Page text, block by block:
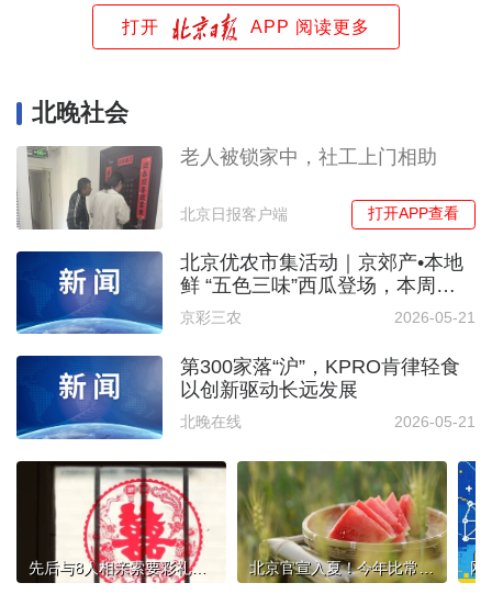
打开 APP 阅读更多
北晚社会
老人被锁家中，社工上门相助
北京日报客户端 打开APP查看
北京优农市集活动｜京郊产•本地
鲜 “五色三味”西瓜登场，本周末
朝阳公园喊你来吃瓜
京彩三农 2026-05-21
第300家落“沪”，KPRO肯律轻食
以创新驱动长远发展
北晚在线 2026-05-21
先后与8人相亲索要彩礼60余万，涉高额彩礼骗局案件细节公布 北京官宣入夏！今年比常年偏早10天